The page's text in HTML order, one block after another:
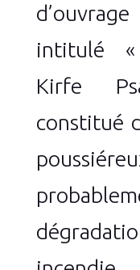
intitulé «
Kirfe
constitué